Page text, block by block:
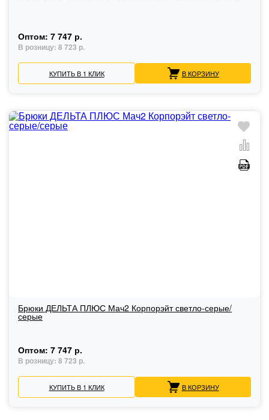
Оптом: 7 747 р.
В розницу: 8 723 р.
КУПИТЬ В 1 КЛИК В КОРЗИНУ
Брюки ДЕЛЬТА ПЛЮС Мач2 Корпорэйт светло-серые/
серые
Оптом: 7 747 р.
В розницу: 8 723 р.
КУПИТЬ В 1 КЛИК В КОРЗИНУ